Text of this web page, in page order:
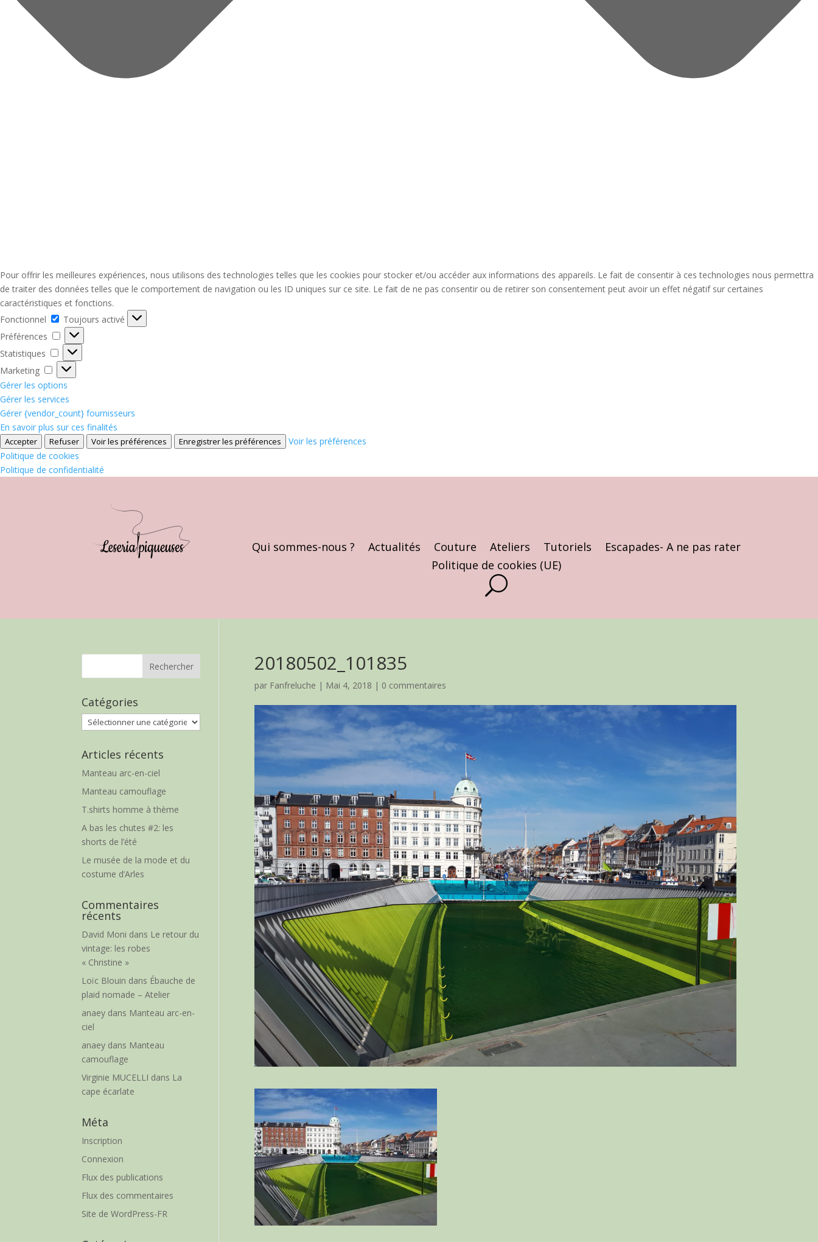
Pour offrir les meilleures expériences, nous utilisons des technologies telles que les cookies pour stocker et/ou accéder aux informations des appareils. Le fait de consentir à ces technologies nous permettra
de traiter des données telles que le comportement de navigation ou les ID uniques sur ce site. Le fait de ne pas consentir ou de retirer son consentement peut avoir un effet négatif sur certaines
caractéristiques et fonctions.
Fonctionnel
Fonctionnel
Toujours activé
Préférences
Préférences
Statistiques
Statistiques
Marketing
Marketing
Gérer les options
Gérer les services
Gérer {vendor_count} fournisseurs
En savoir plus sur ces finalités
Accepter Refuser Voir les préférences Enregistrer les préférences
Voir les préférences
Politique de cookies
Politique de confidentialité
Qui sommes-nous ? Actualités Couture Ateliers Tutoriels
Escapades- A ne pas rater
Politique de cookies (UE)
20180502_101835
par Fanfreluche | Mai 4, 2018 | 0 commentaires
Catégories
Catégories
Articles récents
Manteau arc-en-ciel
Manteau camouflage
T.shirts homme à thème
A bas les chutes #2: les
shorts de l’été
Le musée de la mode et du
costume d’Arles
Commentaires
récents
David Moni dans Le retour du
vintage: les robes
« Christine »
Loïc Blouin dans Ébauche de
plaid nomade – Atelier
anaey dans Manteau arc-en-
ciel
anaey dans Manteau
camouflage
Virginie MUCELLI dans La
cape écarlate
Méta
Inscription
Connexion
Flux des publications
Flux des commentaires
Site de WordPress-FR